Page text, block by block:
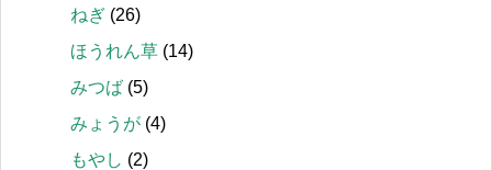
ねぎ (26)
ほうれん草 (14)
みつば (5)
みょうが (4)
もやし (2)